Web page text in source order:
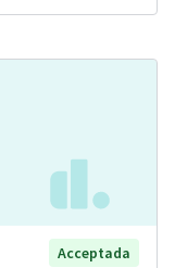
Acceptada